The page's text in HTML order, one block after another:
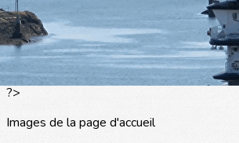
Les portraits
La presse en parle
Agenda
Les événements
?>
Images de la page d'accueil